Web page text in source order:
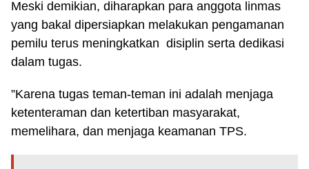
Meski demikian, diharapkan para anggota linmas
yang bakal dipersiapkan melakukan pengamanan
pemilu terus meningkatkan disiplin serta dedikasi
dalam tugas.
”Karena tugas teman-teman ini adalah menjaga
ketenteraman dan ketertiban masyarakat,
memelihara, dan menjaga keamanan TPS.